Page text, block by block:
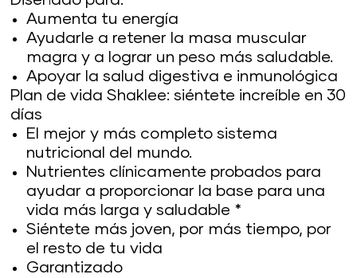
Aumenta tu energía
Ayudarle a retener la masa muscular
magra y a lograr un peso más saludable.
Apoyar la salud digestiva e inmunológica
Plan de vida Shaklee: siéntete increíble en 30
días
El mejor y más completo sistema
nutricional del mundo.
Nutrientes clínicamente probados para
ayudar a proporcionar la base para una
vida más larga y saludable *
Siéntete más joven, por más tiempo, por
el resto de tu vida
Garantizado